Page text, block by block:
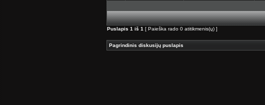
Puslapis 1 iš 1 [ Paieška rado 0 atitikmenis(ų) ]
Pagrindinis diskusijų puslapis